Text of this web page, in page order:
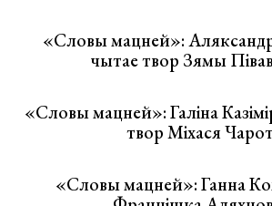
«Словы мацней»:
чытае твор Зямы
«Словы мацней»: Галіна
твор Міхася
«Словы мацней»: Ганна